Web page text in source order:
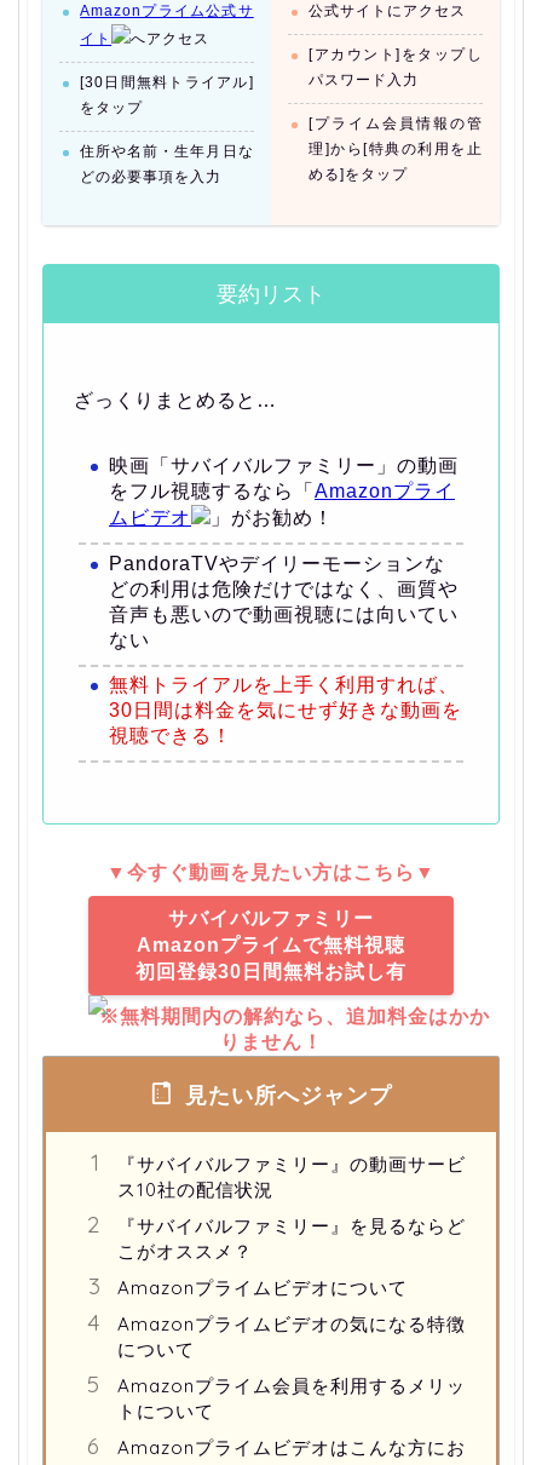
Amazonプライム公式サ
イト
へアクセス
[30日間無料トライアル]
をタップ
住所や名前・生年月日な
どの必要事項を入力
公式サイトにアクセス
[アカウント]をタップし
パスワード入力
[プライム会員情報の管
理]から[特典の利用を止
める]をタップ
要約リスト
ざっくりまとめると…
映画「サバイバルファミリー」の動画
をフル視聴するなら「 Amazonプライ
ムビデオ
」がお勧め！
PandoraTVやデイリーモーションな
どの利用は危険だけではなく、画質や
音声も悪いので動画視聴には向いてい
ない
無料トライアルを上手く利用すれば、
30日間は料金を気にせず好きな動画を
視聴できる！
▼今すぐ動画を見たい方はこちら▼
サバイバルファミリー
Amazonプライムで無料視聴
初回登録30日間無料お試し有
※無料期間内の解約なら、追加料金はかか
りません！
見たい所へジャンプ
『サバイバルファミリー』の動画サービ
ス10社の配信状況
『サバイバルファミリー』を見るならど
こがオススメ？
Amazonプライムビデオについて
Amazonプライムビデオの気になる特徴
について
Amazonプライム会員を利用するメリッ
トについて
Amazonプライムビデオはこんな方にお